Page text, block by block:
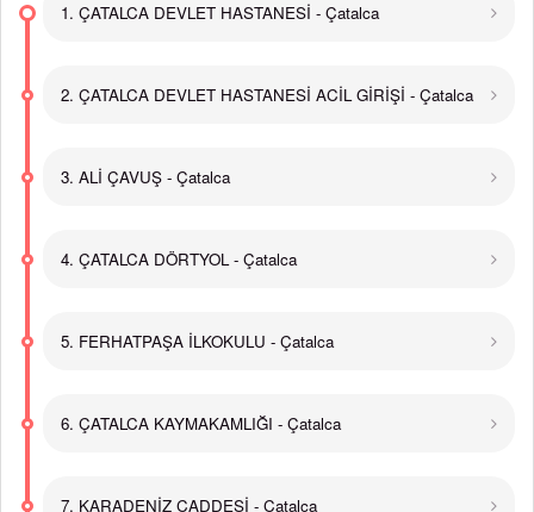
1. ÇATALCA DEVLET HASTANESİ - Çatalca
2. ÇATALCA DEVLET HASTANESİ ACİL GİRİŞİ - Çatalca
3. ALİ ÇAVUŞ - Çatalca
4. ÇATALCA DÖRTYOL - Çatalca
5. FERHATPAŞA İLKOKULU - Çatalca
6. ÇATALCA KAYMAKAMLIĞI - Çatalca
7. KARADENİZ CADDESİ - Çatalca